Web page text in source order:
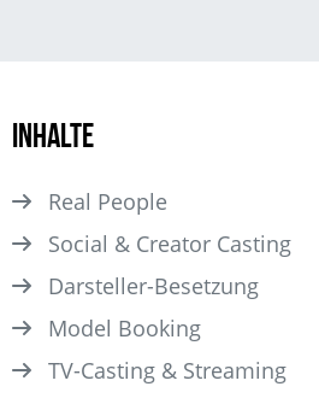
Inhalte
Real People
Social & Creator Casting
Darsteller­-Besetzung
Model Booking
TV-Casting & Streaming